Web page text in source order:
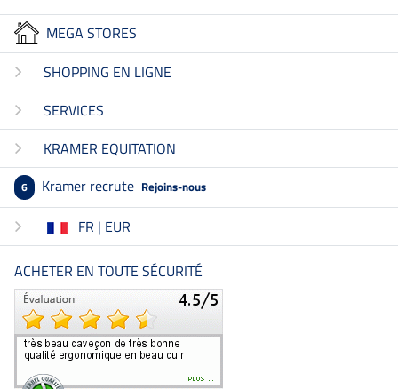
MEGA STORES
SHOPPING EN LIGNE
SERVICES
KRAMER EQUITATION
6 Kramer recrute Rejoins-nous
FR | EUR
ACHETER EN TOUTE SÉCURITÉ